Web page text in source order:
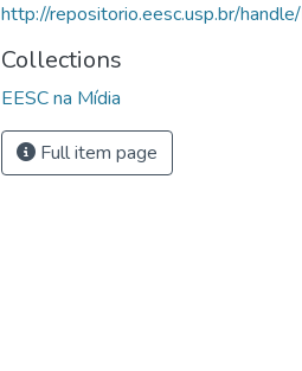
http://repositorio.eesc.usp.br/
Collections
EESC na Mídia
Full item page